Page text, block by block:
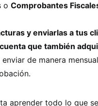
o Comprobantes
y enviarlas a tus
que también
de manera mensual
aprender todo lo que